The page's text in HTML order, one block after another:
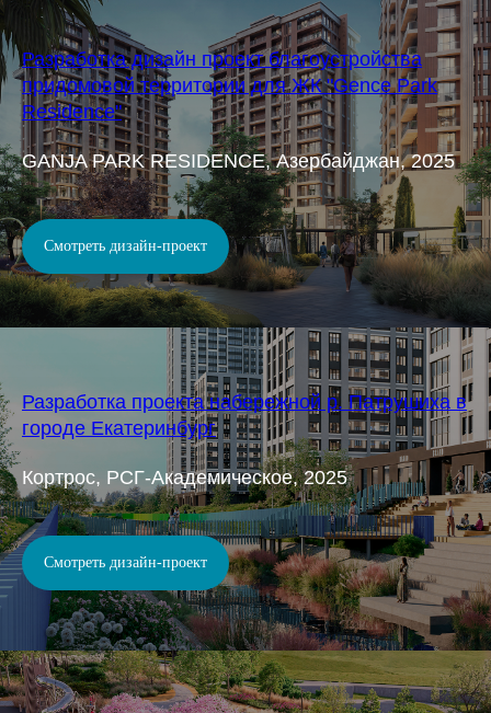
Разработка дизайн проект благоустройства
придомовой территории для ЖК "Gence Park
Residence"
GANJA PARK RESIDENCE, Азербайджан, 2025
Смотреть дизайн-проект
Разработка проекта набережной р. Патрушиха в
городе Екатеринбург
Кортрос, РСГ-Академическое, 2025
Смотреть дизайн-проект